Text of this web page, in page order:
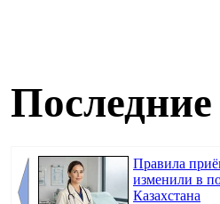
Правила
изменили в
Казахстана